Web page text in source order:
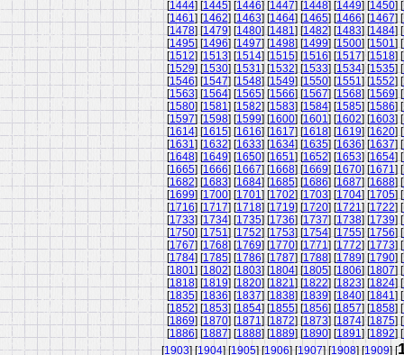
[1444] [1445] [1446] [1447] [1448] [1449] [1450] [
[1461] [1462] [1463] [1464] [1465] [1466] [1467] [
[1478] [1479] [1480] [1481] [1482] [1483] [1484] [
[1495] [1496] [1497] [1498] [1499] [1500] [1501] [
[1512] [1513] [1514] [1515] [1516] [1517] [1518] [
[1529] [1530] [1531] [1532] [1533] [1534] [1535] [
[1546] [1547] [1548] [1549] [1550] [1551] [1552] [
[1563] [1564] [1565] [1566] [1567] [1568] [1569] [
[1580] [1581] [1582] [1583] [1584] [1585] [1586] [
[1597] [1598] [1599] [1600] [1601] [1602] [1603] [
[1614] [1615] [1616] [1617] [1618] [1619] [1620] [
[1631] [1632] [1633] [1634] [1635] [1636] [1637] [
[1648] [1649] [1650] [1651] [1652] [1653] [1654] [
[1665] [1666] [1667] [1668] [1669] [1670] [1671] [
[1682] [1683] [1684] [1685] [1686] [1687] [1688] [
[1699] [1700] [1701] [1702] [1703] [1704] [1705] [
[1716] [1717] [1718] [1719] [1720] [1721] [1722] [
[1733] [1734] [1735] [1736] [1737] [1738] [1739] [
[1750] [1751] [1752] [1753] [1754] [1755] [1756] [
[1767] [1768] [1769] [1770] [1771] [1772] [1773] [
[1784] [1785] [1786] [1787] [1788] [1789] [1790] [
[1801] [1802] [1803] [1804] [1805] [1806] [1807] [
[1818] [1819] [1820] [1821] [1822] [1823] [1824] [
[1835] [1836] [1837] [1838] [1839] [1840] [1841] [
[1852] [1853] [1854] [1855] [1856] [1857] [1858] [
[1869] [1870] [1871] [1872] [1873] [1874] [1875] [
[1886] [1887] [1888] [1889] [1890] [1891] [1892] [
[1903] [1904] [1905] [1906] [1907] [1908] [1909] [